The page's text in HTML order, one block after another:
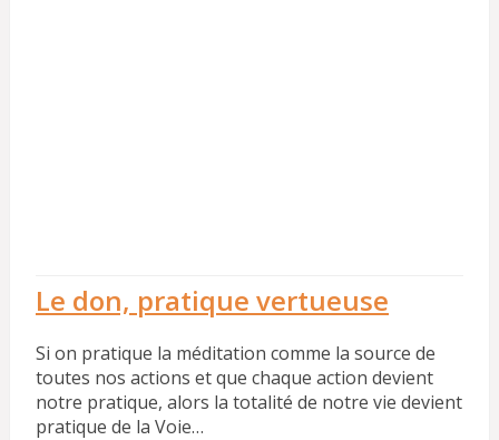
Le don, pratique vertueuse
Si on pratique la méditation comme la source de
toutes nos actions et que chaque action devient
notre pratique, alors la totalité de notre vie devient
pratique de la Voie…